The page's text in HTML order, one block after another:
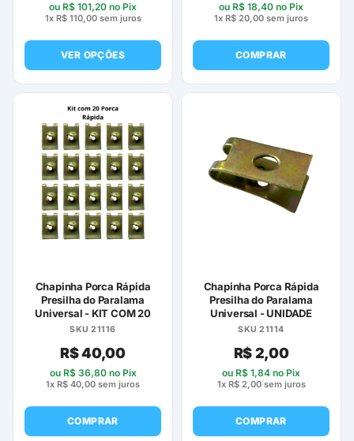
ou R$ 101,20 no Pix
1x R$110,00sem juros
VER OPÇÕES
Este
tem
várias
variantes.
As
opções
podem
ser
escolhidas
página
do
produto
ou R$ 18,40 no Pix
1x R$ 20,00 sem juros
COMPRAR
Chapinha Porca Rápida
Presilha do Paralama
Universal - KIT COM 20
SKU 21116
R$40,00
ou R$36,80no Pix
1x R$ 40,00 sem juros
COMPRAR
Chapinha Porca Rápida
Presilha do Paralama
Universal - UNIDADE
SKU 21114
R$2,00
ou R$ 1,84 no Pix
1x R$2,00sem juros
COMPRAR